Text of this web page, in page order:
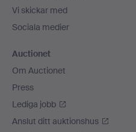
Vi skickar med
Sociala medier
Auctionet
Om Auctionet
Press
Lediga jobb
Anslut ditt auktionshus